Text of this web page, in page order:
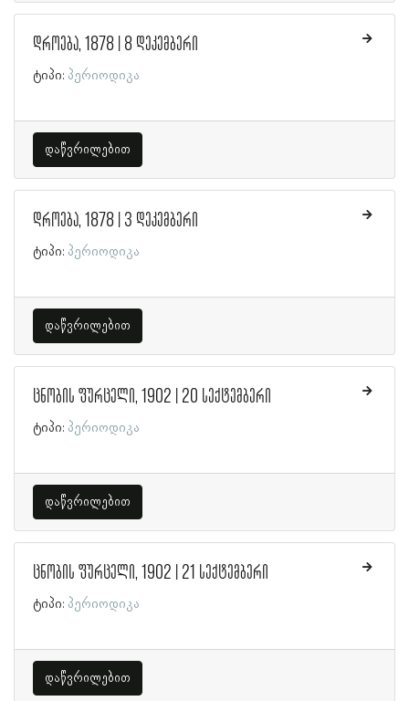
დროება, 1878 | 8 დეკემბერი
ტიპი: პერიოდიკა
დაწვრილებით
დროება, 1878 | 3 დეკემბერი
ტიპი: პერიოდიკა
დაწვრილებით
ცნობის ფურცელი, 1902 | 20 სექტემბერი
ტიპი: პერიოდიკა
დაწვრილებით
ცნობის ფურცელი, 1902 | 21 სექტემბერი
ტიპი: პერიოდიკა
დაწვრილებით